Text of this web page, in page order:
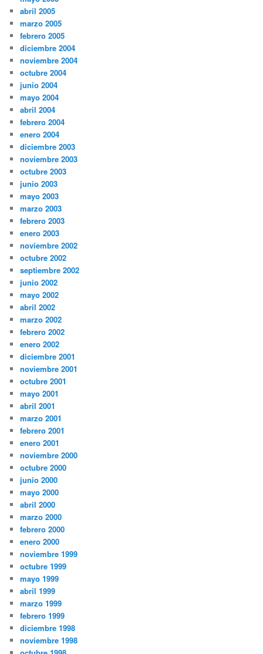
abril 2005
marzo 2005
febrero 2005
diciembre 2004
noviembre 2004
octubre 2004
junio 2004
mayo 2004
abril 2004
febrero 2004
enero 2004
diciembre 2003
noviembre 2003
octubre 2003
junio 2003
mayo 2003
marzo 2003
febrero 2003
enero 2003
noviembre 2002
octubre 2002
septiembre 2002
junio 2002
mayo 2002
abril 2002
marzo 2002
febrero 2002
enero 2002
diciembre 2001
noviembre 2001
octubre 2001
mayo 2001
abril 2001
marzo 2001
febrero 2001
enero 2001
noviembre 2000
octubre 2000
junio 2000
mayo 2000
abril 2000
marzo 2000
febrero 2000
enero 2000
noviembre 1999
octubre 1999
mayo 1999
abril 1999
marzo 1999
febrero 1999
diciembre 1998
noviembre 1998